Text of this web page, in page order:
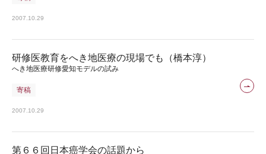
2007.10.29
研修医教育をへき地医療の現場でも（橋本淳）
へき地医療研修愛知モデルの試み
寄稿
2007.10.29
第６６回日本癌学会の話題から